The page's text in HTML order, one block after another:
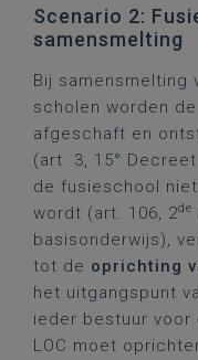
Scenario 2:
samensmelting
Bij samensmelting
scholen worden
afgeschaft en
(art. 3, 15°
de fusieschool
wordt (art. 106, 2de
basisonderwijs),
tot de oprichting
het uitgangspunt
ieder bestuur voor
LOC moet